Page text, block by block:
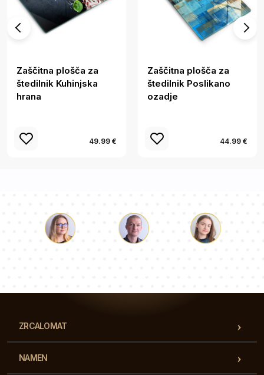
Zaščitna plošča za
štedilnik Kuhinjska
hrana
49.99 €
Zaščitna plošča za
štedilnik Poslikano
ozadje
44.99 €
ZRCALOMAT
NAMEN